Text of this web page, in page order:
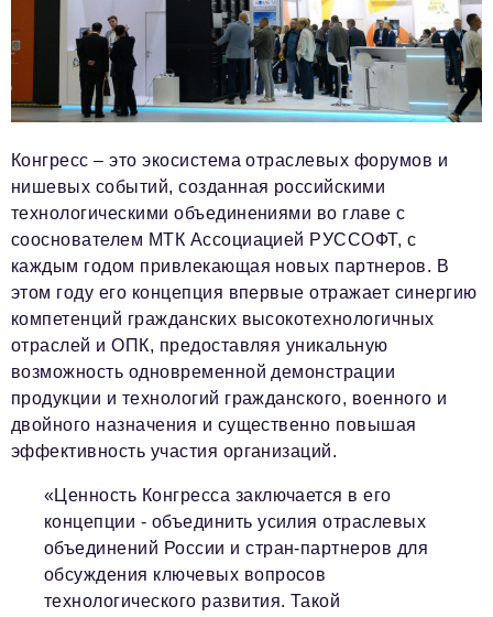
Конгресс – это экосистема отраслевых форумов и
нишевых событий, созданная российскими
технологическими объединениями во главе с
сооснователем МТК Ассоциацией РУССОФТ, с
каждым годом привлекающая новых партнеров. В
этом году его концепция впервые отражает синергию
компетенций гражданских высокотехнологичных
отраслей и ОПК, предоставляя уникальную
возможность одновременной демонстрации
продукции и технологий гражданского, военного и
двойного назначения и существенно повышая
эффективность участия организаций.
«Ценность Конгресса заключается в его
концепции - объединить усилия отраслевых
объединений России и стран-партнеров для
обсуждения ключевых вопросов
технологического развития. Такой